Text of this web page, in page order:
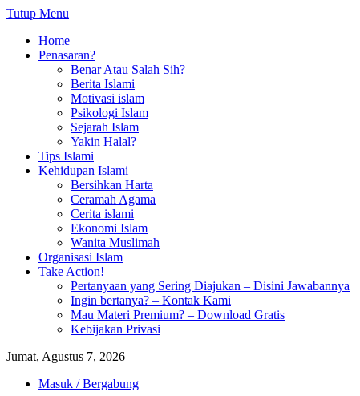
Tutup Menu
Home
Penasaran?
Benar Atau Salah Sih?
Berita Islami
Motivasi islam
Psikologi Islam
Sejarah Islam
Yakin Halal?
Tips Islami
Kehidupan Islami
Bersihkan Harta
Ceramah Agama
Cerita islami
Ekonomi Islam
Wanita Muslimah
Organisasi Islam
Take Action!
Pertanyaan yang Sering Diajukan – Disini Jawabannya
Ingin bertanya? – Kontak Kami
Mau Materi Premium? – Download Gratis
Kebijakan Privasi
Jumat, Agustus 7, 2026
Masuk / Bergabung